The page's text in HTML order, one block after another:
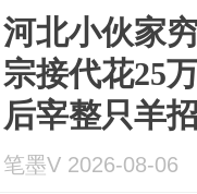
河北小伙家
宗接代花25
后宰整只羊
笔墨V 2026-08-06